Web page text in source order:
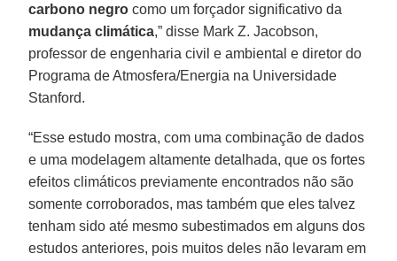
carbono negro como um forçador significativo da
mudança climática,” disse Mark Z. Jacobson,
professor de engenharia civil e ambiental e diretor do
Programa de Atmosfera/Energia na Universidade
Stanford.
“Esse estudo mostra, com uma combinação de dados
e uma modelagem altamente detalhada, que os fortes
efeitos climáticos previamente encontrados não são
somente corroborados, mas também que eles talvez
tenham sido até mesmo subestimados em alguns dos
estudos anteriores, pois muitos deles não levaram em